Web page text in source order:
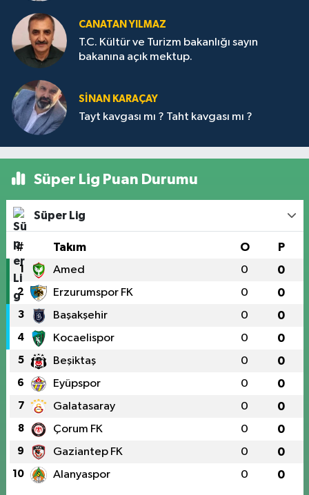
CANATAN YILMAZ
T.C. Kültür ve Turizm bakanlığı sayın
bakanına açık mektup.
SİNAN KARAÇAY
Tayt kavgası mı ? Taht kavgası mı ?
Süper Lig Puan Durumu
Süper Lig
# Takım O P
1 Amed 0 0
2 Erzurumspor FK 0 0
3 Başakşehir 0 0
4 Kocaelispor 0 0
5 Beşiktaş 0 0
6 Eyüpspor 0 0
7 Galatasaray 0 0
8 Çorum FK 0 0
9 Gaziantep FK 0 0
10 Alanyaspor 0 0